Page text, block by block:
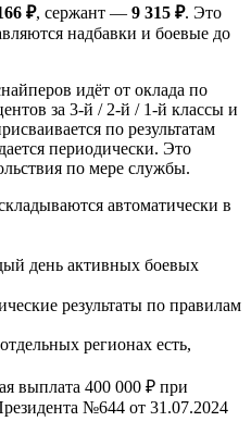
₽, сержант — 9 315 ₽. Это
надбавки и боевые до
идёт от оклада по
за 3-й / 2-й / 1-й классы и
по результатам
периодически. Это
по мере службы.
автоматически в
день активных боевых
результаты по правилам
регионах есть,
выплата 400 000 ₽ при
№644 от 31.07.2024